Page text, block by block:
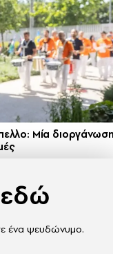
Μία
εδώ
ένα ψευδώνυμο.